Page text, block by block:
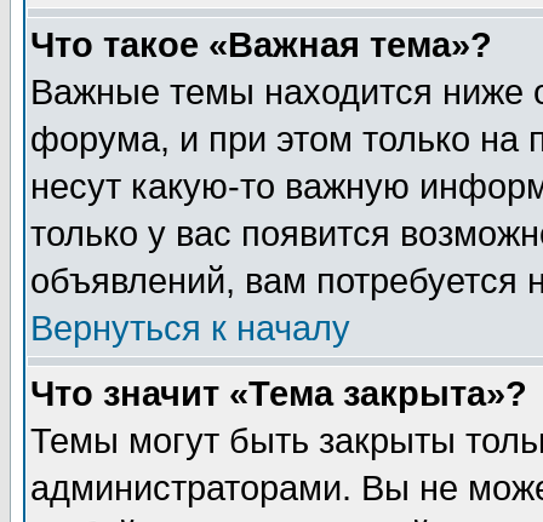
Что такое «Важная тема»?
Важные темы находится ниже
форума, и при этом только на
несут какую-то важную
только у вас появится
объявлений, вам потребуется
Вернуться к началу
Что значит «Тема закрыта»?
Темы могут быть закрыты
администраторами. Вы не